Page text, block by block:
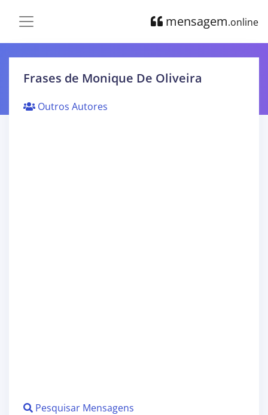
mensagem.online
Frases de Monique De Oliveira
Outros Autores
Pesquisar Mensagens